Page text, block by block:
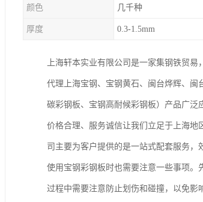
颜色 几千种
厚度 0.3-1.5mm
上海轩本实业有限公司是一家集钢铁贸
代理上海宝钢、宝钢黄石、闽台烨辉、闽
碳彩钢板、宝钢高耐候彩钢板）产品广泛
价格合理、服务诚信让我们立足于上海
司主要为客户提供的是一站式配套服务，
使用宝钢彩钢板时也需要注意一些事项。
过程中需要注意防止划伤和碰撞，以免影